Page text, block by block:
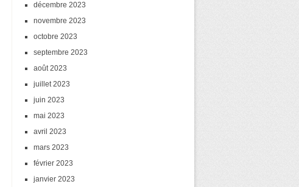
décembre 2023
novembre 2023
octobre 2023
septembre 2023
août 2023
juillet 2023
juin 2023
mai 2023
avril 2023
mars 2023
février 2023
janvier 2023